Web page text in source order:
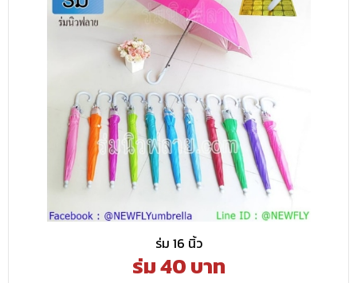
ร่ม 16 นิ้ว
ร่ม 40 บาท